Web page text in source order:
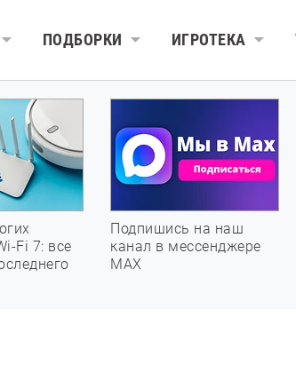
ПОДБОРКИ ИГРОТЕКА
Fi 7: все
Подпишись на наш
канал в мессенджере
МАХ